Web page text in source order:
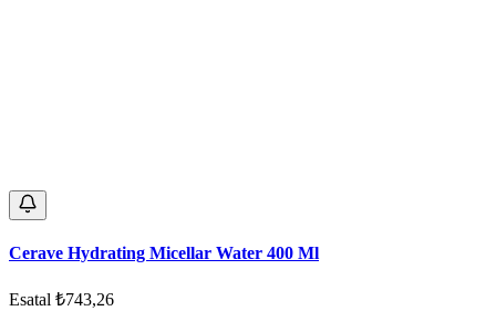
Cerave Hydrating Micellar Water 400 Ml
Esatal ₺743,26